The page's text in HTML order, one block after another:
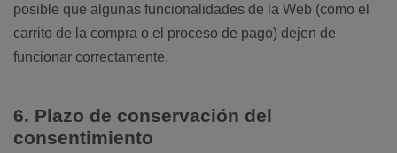
posible que algunas funcionalidades de la Web (como el
carrito de la compra o el proceso de pago) dejen de
funcionar correctamente.
6. Plazo de conservación del
consentimiento